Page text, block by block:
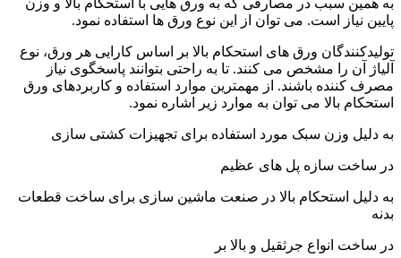
به همین سبب در مصارفی که به ورق هایی با استحکام بالا و وزن
پایین نیاز است. می توان از این نوع ورق ها استفاده نمود.
تولیدکنندگان ورق های استحکام بالا بر اساس کارایی هر ورق، نوع
آلیاژ آن را مشخص می کنند. تا به راحتی بتوانند پاسخگوی نیاز
مصرف کننده باشند. از مهمترین موارد استفاده و کاربردهای ورق
استحکام بالا می توان به موارد زیر اشاره نمود.
به دلیل وزن سبک مورد استفاده برای تجهیزات کشتی سازی
در ساخت سازه پل های عظیم
به دلیل استحکام بالا در صنعت ماشین سازی برای ساخت قطعات
بدنه
در ساخت انواع جرثقیل و بالا بر